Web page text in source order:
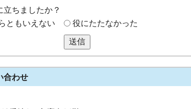
立ちましたか？
ともいえない 役にたたなかった
送信
合わせ